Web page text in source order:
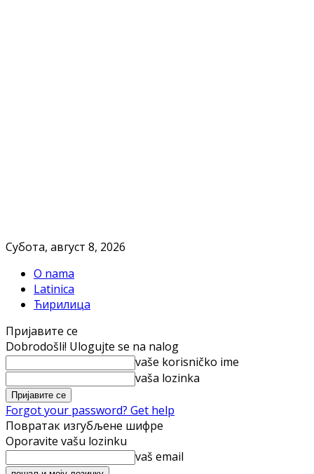
Субота, август 8, 2026
O nama
Latinica
Ћирилица
Пријавите се
Dobrodošli! Ulogujte se na nalog
vaše korisničko ime
vaša lozinka
Forgot your password? Get help
Повратак изгубљене шифре
Oporavite vašu lozinku
vaš email